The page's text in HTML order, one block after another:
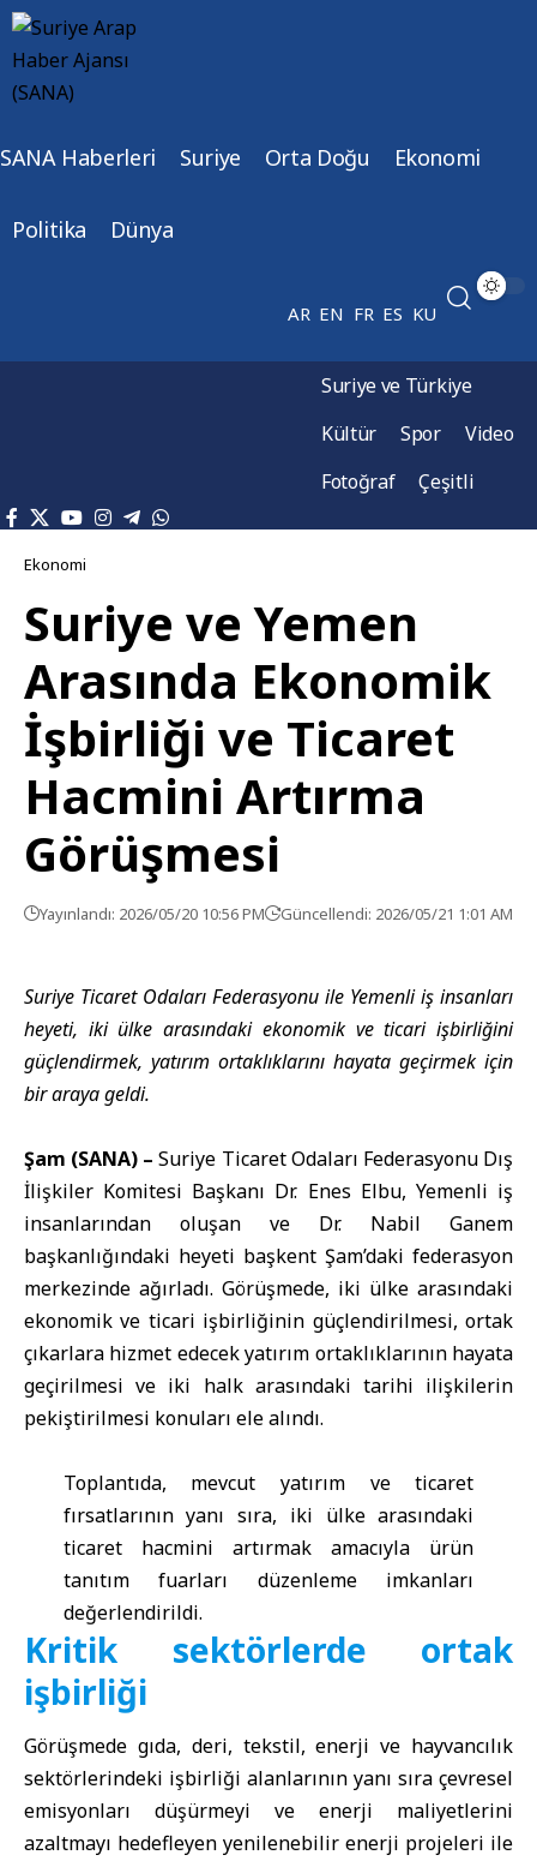
SANA Haberleri Suriye Orta Doğu Ekonomi
Politika Dünya
AR EN FR ES KU
Suriye ve Türkiye
Kültür
Spor
Video
Fotoğraf
Çeşitli
Ekonomi
Suriye ve Yemen
Arasında Ekonomik
İşbirliği ve Ticaret
Hacmini Artırma
Görüşmesi
Yayınlandı: 2026/05/20 10:56 PM Güncellendi: 2026/05/21 1:01 AM
Suriye Ticaret Odaları Federasyonu ile Yemenli iş insanları
heyeti, iki ülke arasındaki ekonomik ve ticari işbirliğini
güçlendirmek, yatırım ortaklıklarını hayata geçirmek için
bir araya geldi.
Şam (SANA) –Suriye Ticaret Odaları Federasyonu Dış
İlişkiler Komitesi Başkanı Dr. Enes Elbu, Yemenli iş
insanlarından oluşan ve Dr. Nabil Ganem
başkanlığındaki heyeti başkent Şam’daki federasyon
merkezinde ağırladı. Görüşmede, iki ülke arasındaki
ekonomik ve ticari işbirliğinin güçlendirilmesi, ortak
çıkarlara hizmet edecek yatırım ortaklıklarının hayata
geçirilmesi ve iki halk arasındaki tarihi ilişkilerin
pekiştirilmesi konuları ele alındı.
Toplantıda, mevcut yatırım ve ticaret
fırsatlarının yanı sıra, iki ülke arasındaki
ticaret hacmini artırmak amacıyla ürün
tanıtım fuarları düzenleme imkanları
değerlendirildi.
Kritik sektörlerde ortak
işbirliği
Görüşmede gıda, deri, tekstil, enerji ve hayvancılık
sektörlerindeki işbirliği alanlarının yanı sıra çevresel
emisyonları düşürmeyi ve enerji maliyetlerini
azaltmayı hedefleyen yenilenebilir enerji projeleri ile